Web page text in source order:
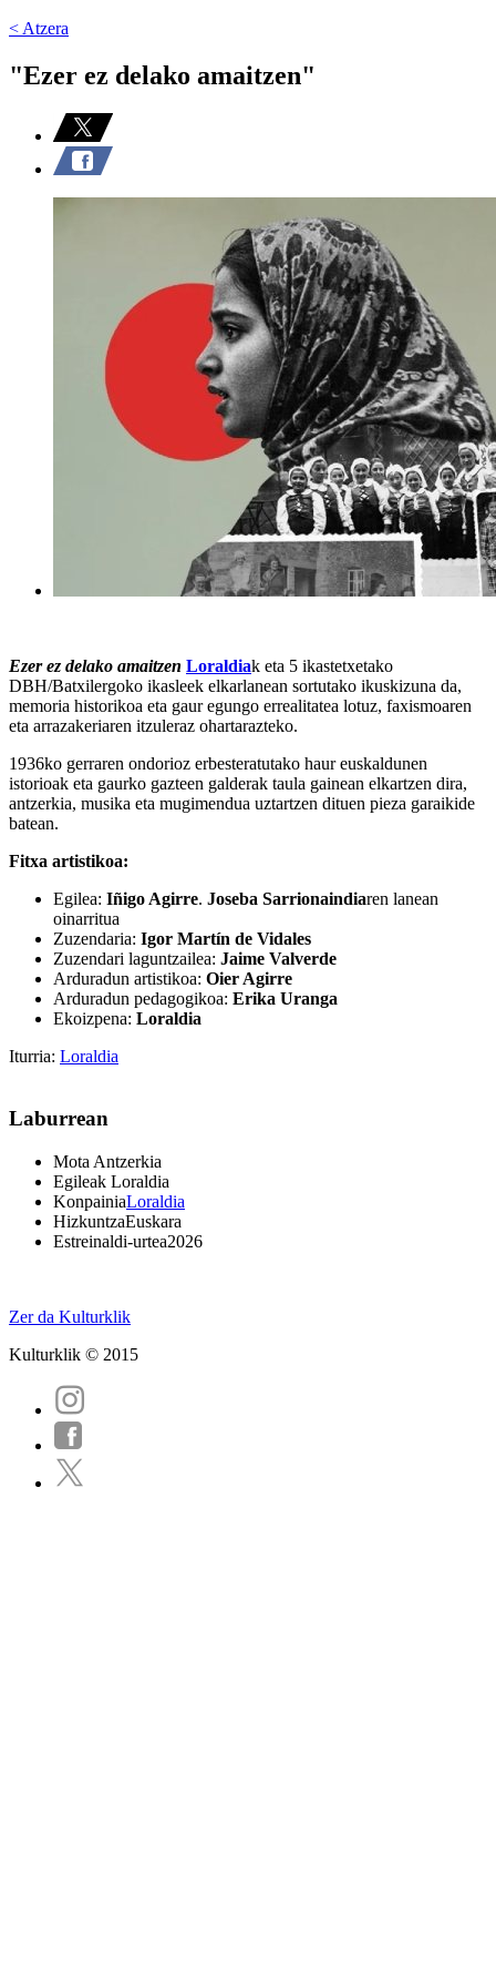
< Atzera
"Ezer ez delako amaitzen"
Ezer ez delako amaitzen Loraldiak eta 5 ikastetxetako
DBH/Batxilergoko ikasleek elkarlanean sortutako ikuskizuna da,
memoria historikoa eta gaur egungo errealitatea lotuz, faxismoaren
eta arrazakeriaren itzuleraz ohartarazteko.
1936ko gerraren ondorioz erbesteratutako haur euskaldunen
istorioak eta gaurko gazteen galderak taula gainean elkartzen dira,
antzerkia, musika eta mugimendua uztartzen dituen pieza garaikide
batean.
Fitxa artistikoa:
Egilea: Iñigo Agirre. Joseba Sarrionaindiaren lanean
oinarritua
Zuzendaria: Igor Martín de Vidales
Zuzendari laguntzailea: Jaime Valverde
Arduradun artistikoa: Oier Agirre
Arduradun pedagogikoa: Erika Uranga
Ekoizpena: Loraldia
Iturria: Loraldia
Laburrean
Mota Antzerkia
Egileak Loraldia
KonpainiaLoraldia
HizkuntzaEuskara
Estreinaldi-urtea2026
Zer da Kulturklik
Kulturklik © 2015